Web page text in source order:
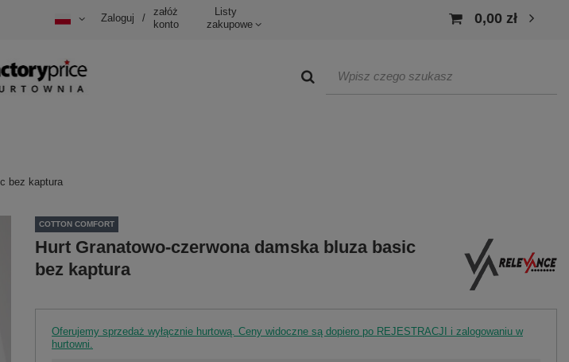
Zaloguj /
załóż
konto
Listy
zakupowe
0,00 zł
bez kaptura
COTTON COMFORT
Hurt Granatowo-czerwona damska bluza basic
bez kaptura
Oferujemy sprzedaż wyłącznie hurtową. Ceny widoczne są dopiero po REJESTRACJI i zalogowaniu w
hurtowni.